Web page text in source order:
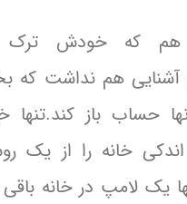
هم که خودش ترک
هم نداشت که
حساب باز
خانه را از یک
یک لامپ در خانه